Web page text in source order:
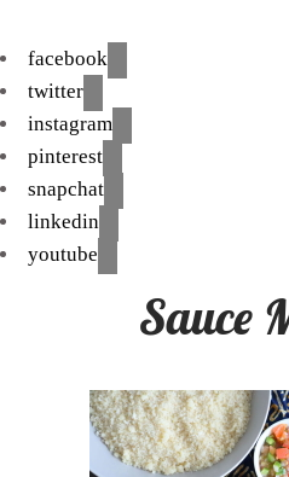
facebook
twitter
instagram
pinterest
snapchat
linkedin
youtube
Sauce